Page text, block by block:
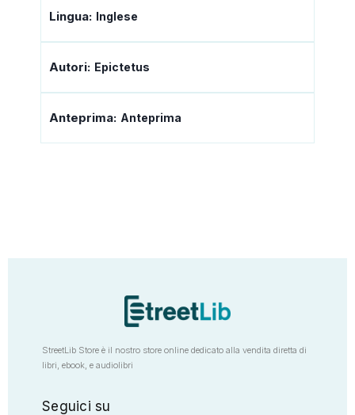
Lingua: Inglese
Autori: Epictetus
Anteprima: Anteprima
StreetLib Store è il nostro store online dedicato alla vendita diretta di
libri, ebook, e audiolibri
Seguici su